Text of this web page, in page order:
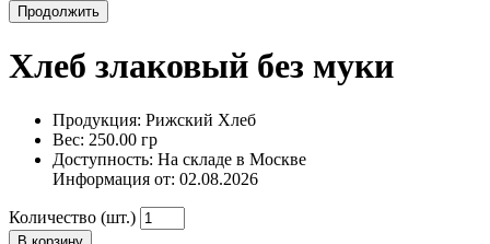
Продолжить
Хлеб злаковый без муки
Продукция: Рижский Хлеб
Вес: 250.00 гр
Доступность: На складе в Москве
Информация от: 02.08.2026
Количество (шт.)